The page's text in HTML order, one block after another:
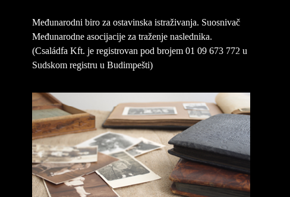
Međunarodni biro za ostavinska istraživanja. Suosnivač
Međunarodne asocijacije za traženje naslednika.
(Családfa Kft. je registrovan pod brojem 01 09 673 772 u
Sudskom registru u Budimpešti)